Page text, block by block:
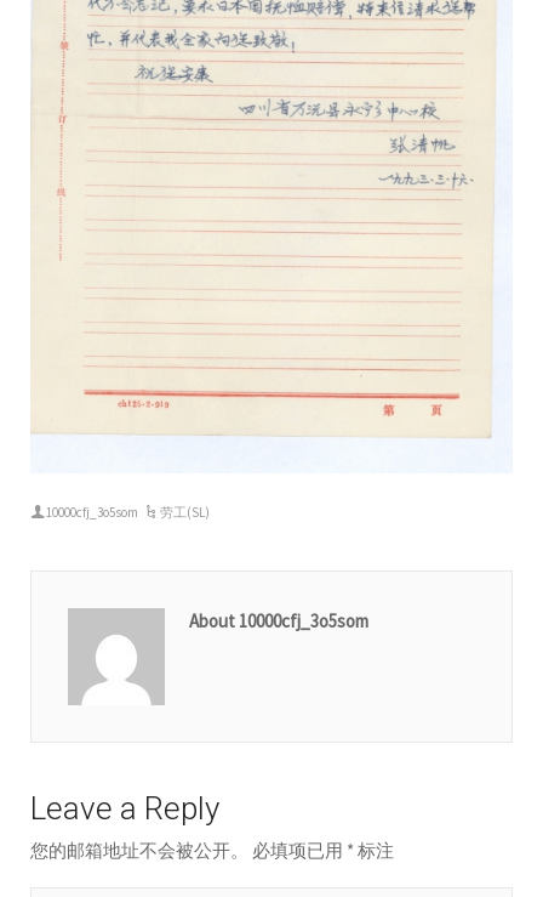
10000cfj_3o5som 劳工(SL)
About 10000cfj_3o5som
Leave a Reply
您的邮箱地址不会被公开。 必填项已用 *标注